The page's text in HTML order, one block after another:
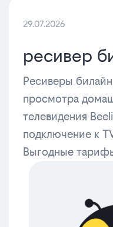
29.07.2026
ресивер
Ресиверы
просмотра
телевидения
подключение к
Выгодные